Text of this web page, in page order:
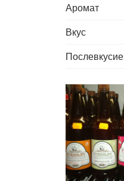
Аромат
Вкус
Послевкусие